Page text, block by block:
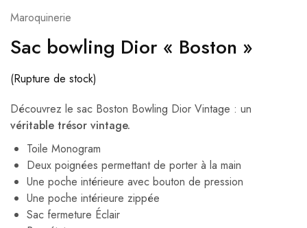
Maroquinerie
Sac bowling Dior « Boston »
(Rupture de stock)
Découvrez le sac Boston Bowling Dior Vintage : un
véritable trésor vintage.
Toile Monogram
Deux poignées permettant de porter à la main
Une poche intérieure avec bouton de pression
Une poche intérieure zippée
Sac fermeture Éclair